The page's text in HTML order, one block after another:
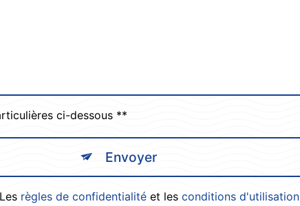
ci-dessous **
Envoyer
règles de confidentialité et les conditions d'utilisation